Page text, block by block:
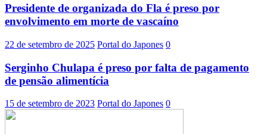
Presidente de organizada do Fla é preso por
envolvimento em morte de vascaíno
22 de setembro de 2025 Portal do Japones 0
Serginho Chulapa é preso por falta de pagamento
de pensão alimentícia
15 de setembro de 2023 Portal do Japones 0